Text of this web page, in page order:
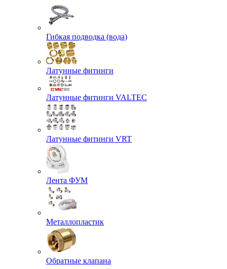
Гибкая подводка (вода)
Латунные фитинги
Латунные фитинги VALTEC
Латунные фитинги VRT
Лента ФУМ
Металлопластик
Обратные клапана